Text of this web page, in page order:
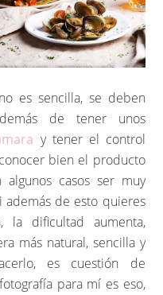
no es sencilla, se deben
de tener unos
y tener el control
bien el producto
casos ser muy
además de esto quieres
la dificultad aumenta,
más natural, sencilla y
es cuestión de
para mí es eso,